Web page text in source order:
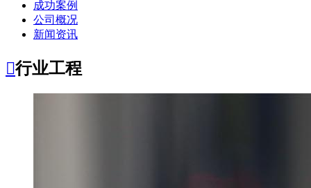
成功案例
公司概况
新闻资讯
行业工程